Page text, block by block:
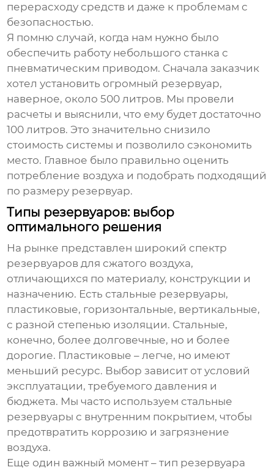
перерасходу средств и даже к проблемам с
безопасностью.
Я помню случай, когда нам нужно было
обеспечить работу небольшого станка с
пневматическим приводом. Сначала заказчик
хотел установить огромный резервуар,
наверное, около 500 литров. Мы провели
расчеты и выяснили, что ему будет достаточно
100 литров. Это значительно снизило
стоимость системы и позволило сэкономить
место. Главное было правильно оценить
потребление воздуха и подобрать подходящий
по размеру резервуар.
Типы резервуаров: выбор
оптимального решения
На рынке представлен широкий спектр
резервуаров для сжатого воздуха,
отличающихся по материалу, конструкции и
назначению. Есть стальные резервуары,
пластиковые, горизонтальные, вертикальные,
с разной степенью изоляции. Стальные,
конечно, более долговечные, но и более
дорогие. Пластиковые – легче, но имеют
меньший ресурс. Выбор зависит от условий
эксплуатации, требуемого давления и
бюджета. Мы часто используем стальные
резервуары с внутренним покрытием, чтобы
предотвратить коррозию и загрязнение
воздуха.
Еще один важный момент – тип резервуара